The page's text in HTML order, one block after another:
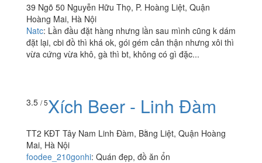
39 Ngõ 50 Nguyễn Hữu Thọ, P. Hoàng Liệt, Quận
Hoàng Mai, Hà Nội
Natc: Lần đầu đặt hàng nhưng lần sau mình cũng k dám
đặt lại, cbi đồ thì khá ok, gói gém cản thận nhưng xôi thì
vừa cứng vừa khô, gà thì bt, không có gì đặc...
3.5 / 5Xích Beer - Linh Đàm
TT2 KĐT Tây Nam Linh Đàm, Bằng Liệt, Quận Hoàng
Mai, Hà Nội
foodee_210gonhi: Quán đẹp, đồ ăn ổn